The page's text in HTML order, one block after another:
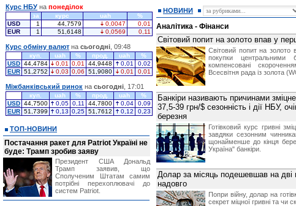
НОВИНИ
Аналітика - Фінанси
Світовий попит на золото впав у
Світовий попит на золото
покупки
компенсовані
Всесвітня рада із золота
Банкіри називають причинами
37,5-39 грн/$ сезонність і дії НБУ,
березня
Готівковий курс гривні
завдяки сезонним
щонайменше до кінця
Україна" банкіри.
Долар за місяць подешевшав на дві
надовго
Попри війну, долар на
секрет міцної гривні та чи
Курс НБУ на понеділок
за курс uah
%
USD
1 44,7579 0,0047
0,01
EUR
1 51,6148 0,0569 0,11
Курс обміну валют на сьогодні , 09:48
куп. uah % прод. uah
%
USD 44,4784 0,01 0,01 44,9448 0,01
0,02
EUR 51,2752 0,03 0,06 51,9080 0,01 0,01
Міжбанківський ринок на сьогодні , 17:01
куп. uah % прод. uah
%
USD 44,7500 0,05 0,11 44,7800 0,04
0,09
EUR 51,7399 0,13 0,25 51,7612 0,12 0,23
ТОП-НОВИНИ
Постачання ракет для Patriot Україні не
буде: Трамп зробив заяву
Президент США Дональд
Трамп заявив, що
Сполученим Штатам самим
потрібні перехоплювачі до
систем Patriot.